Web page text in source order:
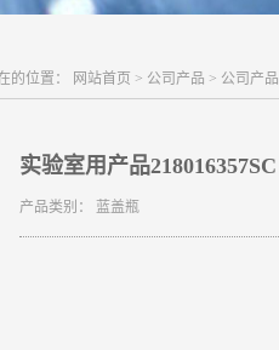
的位置： 网站首页 > 公司产品 > 公司产品
实验室用产品218016357SC
产品类别： 蓝盖瓶